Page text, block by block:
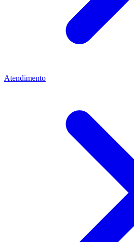
Atendimento